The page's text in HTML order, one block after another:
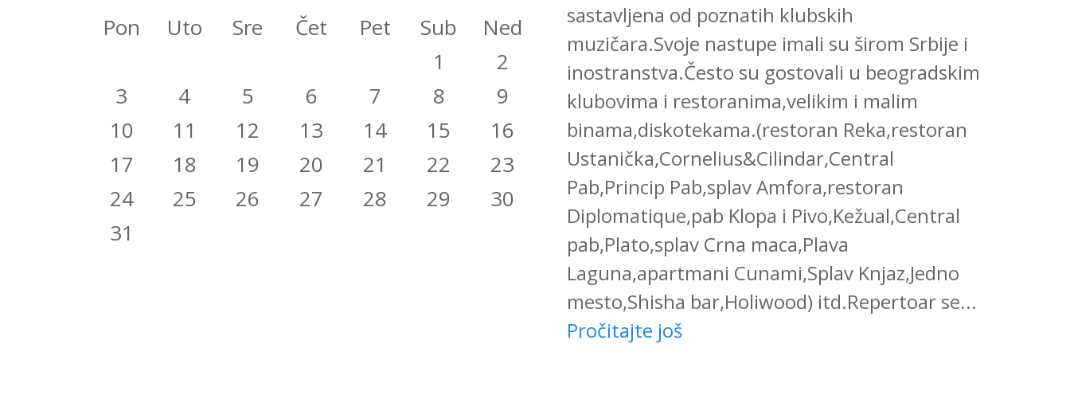
Pon Uto Sre Čet Pet Sub
Ned
1
2
3
4 5 6 7 8
9
10
11 12 13 14 15
16
17
18 19 20 21 22
23
24
25 26 27 28 29
30
31
sastavljena od poznatih klubskih
muzičara.Svoje nastupe imali su širom Srbije i
inostranstva.Često su gostovali u beogradskim
klubovima i restoranima,velikim i malim
binama,diskotekama.(restoran Reka,restoran
Ustanička,Cornelius&Cilindar,Central
Pab,Princip Pab,splav Amfora,restoran
Diplomatique,pab Klopa i Pivo,Kežual,Central
pab,Plato,splav Crna maca,Plava
Laguna,apartmani Cunami,Splav Knjaz,Jedno
mesto,Shisha bar,Holiwood) itd.Repertoar se...
Pročitajte još